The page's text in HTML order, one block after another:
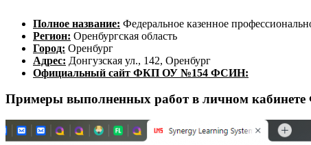
Полное название: Федеральное казенное
Регион: Оренбургская область
Город: Оренбург
Адрес: Донгузская ул., 142, Оренбург
Официальный сайт ФКП ОУ №154 ФСИН:
Примеры выполненных работ в личном